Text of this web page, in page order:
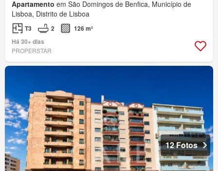
Apartamento em São Domingos de Benfica, Município de
Lisboa, Distrito de Lisboa
T3 2
126 m²
Há 30+ dias
PROPERSTAR
12 Fotos